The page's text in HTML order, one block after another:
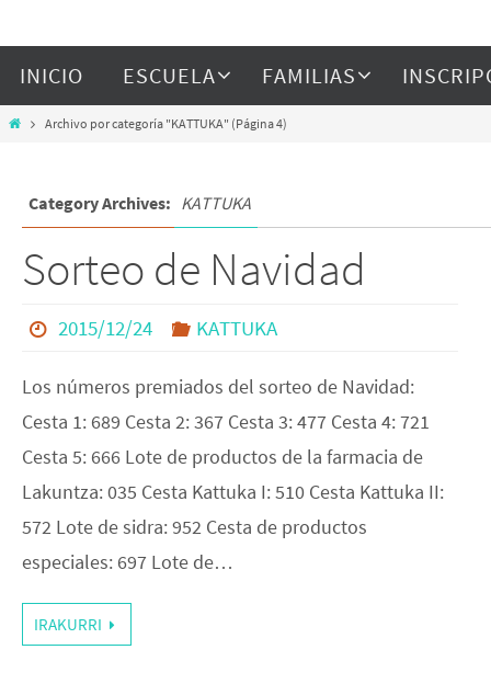
INICIO ESCUELA FAMILIAS
Archivo por categoría "KATTUKA" (Página 4)
Category Archives: KATTUKA
Sorteo de Navidad
2015/12/24 KATTUKA
Los números premiados del sorteo de Navidad:
Cesta 1: 689 Cesta 2: 367 Cesta 3: 477 Cesta 4: 721
Cesta 5: 666 Lote de productos de la farmacia de
Lakuntza: 035 Cesta Kattuka I: 510 Cesta Kattuka II:
572 Lote de sidra: 952 Cesta de productos
especiales: 697 Lote de…
IRAKURRI